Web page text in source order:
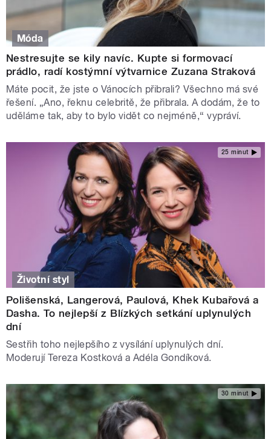
Móda
Nestresujte se kily navíc. Kupte si formovací
prádlo, radí kostýmní výtvarnice Zuzana Straková
Máte pocit, že jste o Vánocích přibrali? Všechno má své
řešení. „Ano, řeknu celebritě, že přibrala. A dodám, že to
uděláme tak, aby to bylo vidět co nejméně,“ vypráví.
25 minut
Životní styl
Polišenská, Langerová, Paulová, Khek Kubařová a
Dasha. To nejlepší z Blízkých setkání uplynulých
dní
Sestřih toho nejlepšího z vysílání uplynulých dní.
Moderují Tereza Kostková a Adéla Gondíková.
30 minut